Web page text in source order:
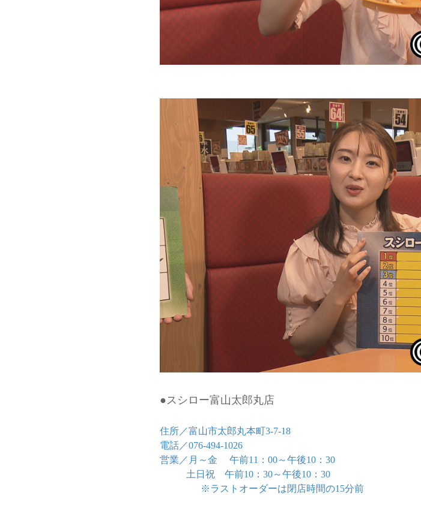
●スシロー富山太郎丸店
住所／富山市太郎丸本町3-7-18
電話／076-494-1026
営業／月～金 午前11：00～午後10：30
土日祝 午前10：30～午後10：30
※ラストオーダーは閉店時間の15分前